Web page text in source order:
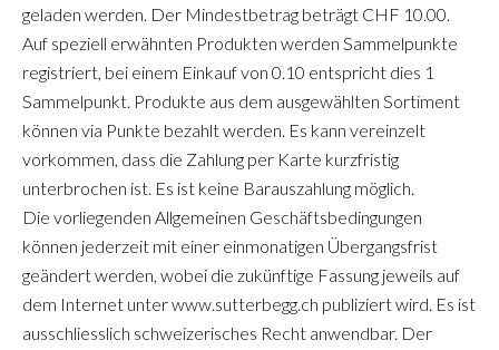
geladen werden. Der Mindestbetrag beträgt CHF 10.00.
Auf speziell erwähnten Produkten werden Sammelpunkte
registriert, bei einem Einkauf von 0.10 entspricht dies 1
Sammelpunkt. Produkte aus dem ausgewählten Sortiment
können via Punkte bezahlt werden. Es kann vereinzelt
vorkommen, dass die Zahlung per Karte kurzfristig
unterbrochen ist. Es ist keine Barauszahlung möglich.
Die vorliegenden Allgemeinen Geschäftsbedingungen
können jederzeit mit einer einmonatigen Übergangsfrist
geändert werden, wobei die zukünftige Fassung jeweils auf
dem Internet unter www.sutterbegg.ch publiziert wird. Es ist
ausschliesslich schweizerisches Recht anwendbar. Der